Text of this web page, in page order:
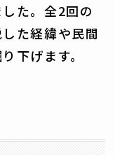
た。全2回の
た経緯や民間
下げます。